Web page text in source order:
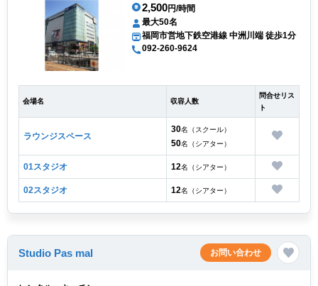
2,500円/時間
最大50名
福岡市営地下鉄空港線 中洲川端 徒歩1分
092-260-9624
会場名 収容人数
問合せリス
ト
ラウンジスペース
30名（スクール）
50名（シアター）
01スタジオ 12名（シアター）
02スタジオ 12名（シアター）
Studio Pas mal お問い合わせ